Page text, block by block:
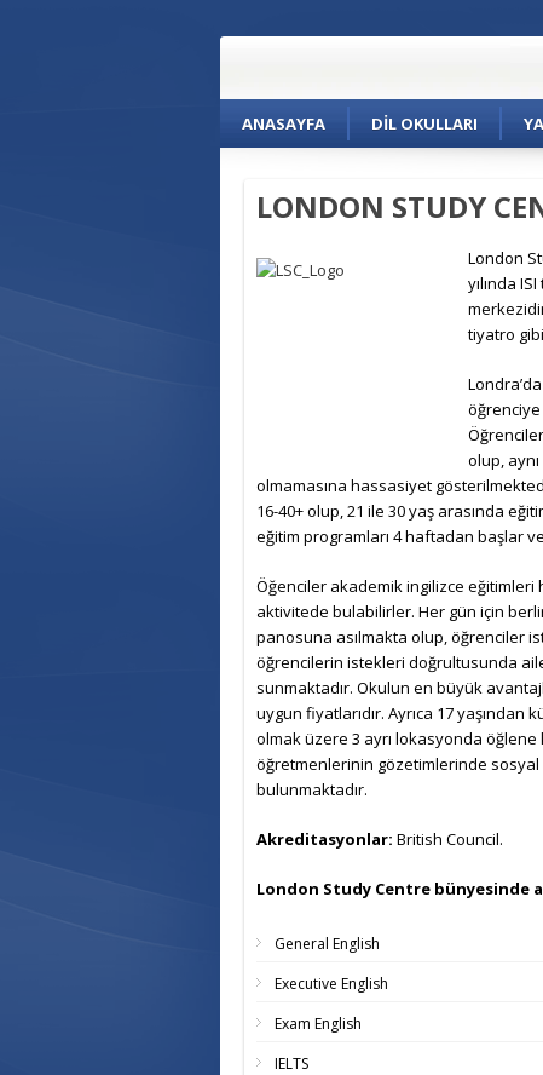
ANASAYFA DIL OKULLARI
LONDON STUDY
London
yılında
tiyatro
olup,
olmamasına hassasiyet
16-40+ olup, 21 ile 30 yaş arasında
eğitim programları 4 haftadan başlar
Öğenciler akademik ingilizce eğitimleri
aktivitede bulabilirler. Her gün için
panosuna asılmakta olup, öğrenciler
öğrencilerin istekleri doğrultusunda
sunmaktadır. Okulun en büyük
uygun fiyatlarıdır. Ayrıca 17 yaşından
olmak üzere 3 ayrı lokasyonda
öğretmenlerinin gözetimlerinde
bulunmaktadır.
Akreditasyonlar: British Council.
London Study Centre bünyesinde
General English
Executive English
Exam English
IELTS